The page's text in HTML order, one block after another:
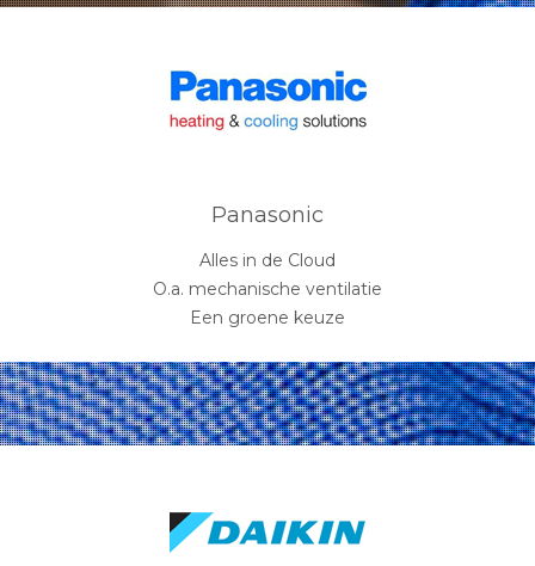
Panasonic
Alles in de Cloud
O.a. mechanische ventilatie
Een groene keuze